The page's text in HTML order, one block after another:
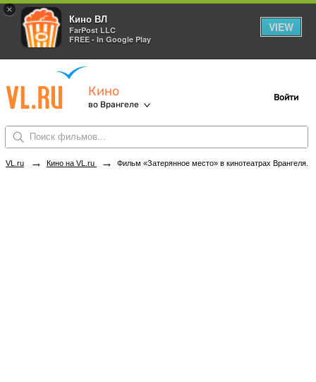
×
Кино ВЛ
FarPost LLC
FREE - In Google Play
VIEW
Кино
во Врангеле
Войти
VL.ru → Кино на VL.ru → Фильм «Затерянное место» в кинотеатрах Врангеля. Купить билеты!